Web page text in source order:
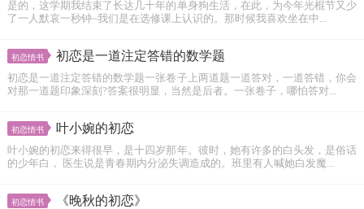
是的，这学期我结束了长达几十年的单身狗生活，在此，为今年光棍节又少
了一人默哀一秒钟~我们是在选修课上认识的。那时候我喜欢坐在中...
初恋情书 初恋是一道注定答错的数学题
初恋是一道注定答错的数学题一张卷子上两道题一道答对，一道答错，你会
对那一道题印象深刻?答案很明显，当然是后者。一张卷子，哪怕答对...
初恋情书 叶小婉的初恋
叶小婉的初恋来得很早，是十四岁那年。彼时，她有许多的白头发，是俗话
的少年白， 医生说是青春期内分泌失调造成的。班里有人喊她白发魔...
初恋情书 《晚秋的初恋》